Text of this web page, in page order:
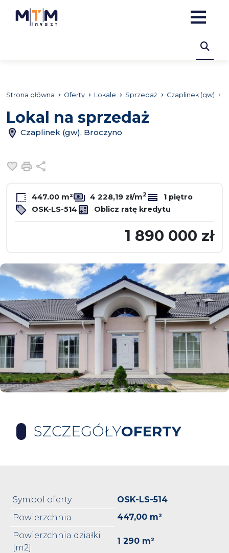
Strona główna Oferty Lokale Sprzedaż Czaplinek (gw)
Lokal na sprzedaż
Czaplinek (gw), Broczyno
Dodaj do ulubionych
Drukuj
447.00 m² 4 228,19 zł/m2
1 piętro
OSK-LS-514
Oblicz ratę kredytu
1 890 000 zł
SZCZEGÓŁYOFERTY
Symbol oferty
OSK-LS-514
Powierzchnia
447,00 m²
Powierzchnia działki
[m2]
1 290 m²